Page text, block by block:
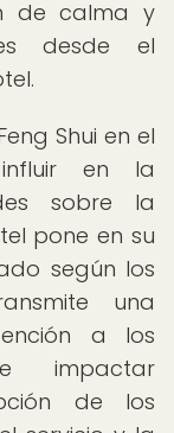
de calma y
desde el
Shui en el
en la
sobre la
pone en su
según los
una
a los
impactar
de los